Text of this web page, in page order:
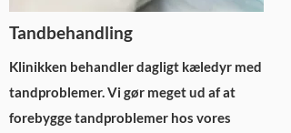
Tandbehandling
Klinikken behandler dagligt kæledyr med
tandproblemer. Vi gør meget ud af at
forebygge tandproblemer hos vores